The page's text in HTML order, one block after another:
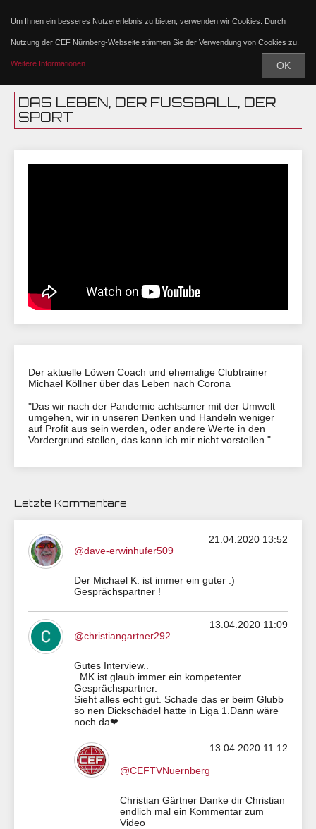
Um Ihnen ein besseres Nutzererlebnis zu bieten, verwenden wir Cookies. Durch
Nutzung der CEF Nürnberg-Webseite stimmen Sie der Verwendung von Cookies zu.
Weitere Informationen OK
DAS LEBEN, DER FUSSBALL, DER S
PORT
Der aktuelle Löwen Coach und ehemalige Clubtrainer
Michael Köllner über das Leben nach Corona
"Das wir nach der Pandemie achtsamer mit der Umwelt
umgehen, wir in unseren Denken und Handeln weniger
auf Profit aus sein werden, oder andere Werte in den
Vordergrund stellen, das kann ich mir nicht vorstellen."
Letzte Kommentare
21.04.2020 13:52
@dave-erwinhufer509
Der Michael K. ist immer ein guter :)
Gesprächspartner !
13.04.2020 11:09
@christiangartner292
Gutes Interview..
..MK ist glaub immer ein kompetenter
Gesprächspartner.
Sieht alles echt gut. Schade das er beim Glubb
so nen Dickschädel hatte in Liga 1.Dann wäre
noch da❤
13.04.2020 11:12
@CEFTVNuernberg
Christian Gärtner Danke dir Christian
endlich mal ein Kommentar zum
Video